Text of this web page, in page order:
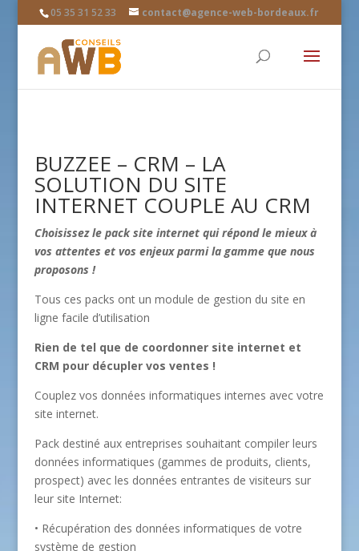
05 35 31 52 33 contact@agence-web-bordeaux.fr
BUZZEE – CRM – LA
SOLUTION DU SITE
INTERNET COUPLE AU CRM
Choisissez le pack site internet qui répond le mieux à
vos attentes et vos enjeux parmi la gamme que nous
proposons !
Tous ces packs ont un module de gestion du site en
ligne facile d’utilisation
Rien de tel que de coordonner site internet et
CRM pour décupler vos ventes !
Couplez vos données informatiques internes avec votre
site internet.
Pack destiné aux entreprises souhaitant compiler leurs
données informatiques (gammes de produits, clients,
prospect) avec les données entrantes de visiteurs sur
leur site Internet:
• Récupération des données informatiques de votre
système de gestion